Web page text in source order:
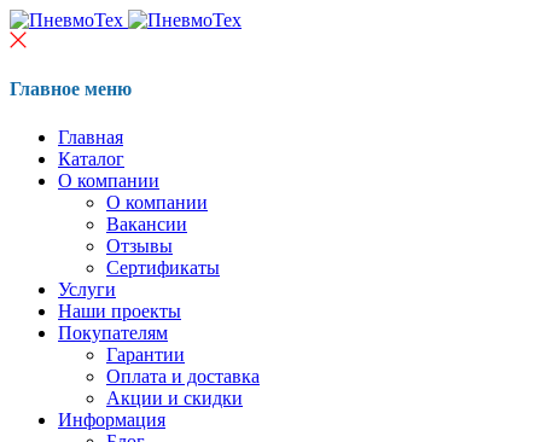
Главное меню
Главная
Каталог
О компании
О компании
Вакансии
Отзывы
Сертификаты
Услуги
Наши проекты
Покупателям
Гарантии
Оплата и доставка
Акции и скидки
Информация